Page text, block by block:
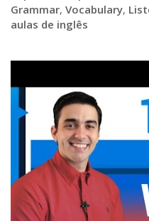
Grammar, Vocabulary,
aulas de inglês